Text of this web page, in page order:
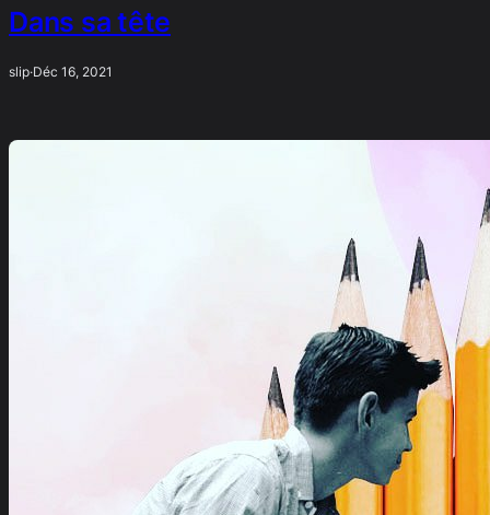
Dans sa tête
slip·Déc 16, 2021